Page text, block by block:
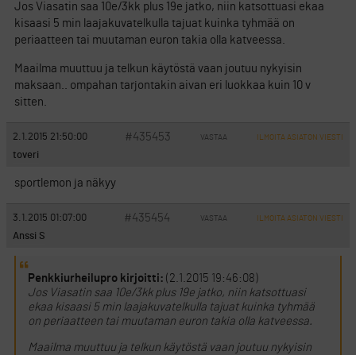
Jos Viasatin saa 10e/3kk plus 19e jatko, niin katsottuasi ekaa
kisaasi 5 min laajakuvatelkulla tajuat kuinka tyhmää on
periaatteen tai muutaman euron takia olla katveessa.
Maailma muuttuu ja telkun käytöstä vaan joutuu nykyisin
maksaan.. ompahan tarjontakin aivan eri luokkaa kuin 10 v
sitten.
2.1.2015 21:50:00 #435453 VASTAA ILMOITA ASIATON VIESTI
toveri
sportlemon ja näkyy
3.1.2015 01:07:00 #435454 VASTAA ILMOITA ASIATON VIESTI
Anssi S
Penkkiurheilupro kirjoitti: (2.1.2015 19:46:08)
Jos Viasatin saa 10e/3kk plus 19e jatko, niin katsottuasi
ekaa kisaasi 5 min laajakuvatelkulla tajuat kuinka tyhmää
on periaatteen tai muutaman euron takia olla katveessa.
Maailma muuttuu ja telkun käytöstä vaan joutuu nykyisin